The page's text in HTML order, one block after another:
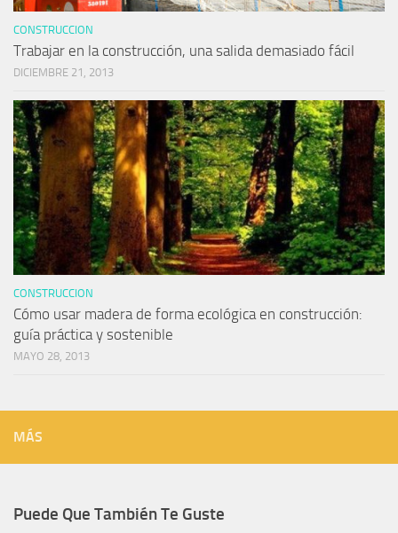
CONSTRUCCION
Trabajar en la construcción, una salida demasiado fácil
DICIEMBRE 21, 2013
CONSTRUCCION
Cómo usar madera de forma ecológica en construcción:
guía práctica y sostenible
MAYO 28, 2013
MÁS
Puede Que También Te Guste